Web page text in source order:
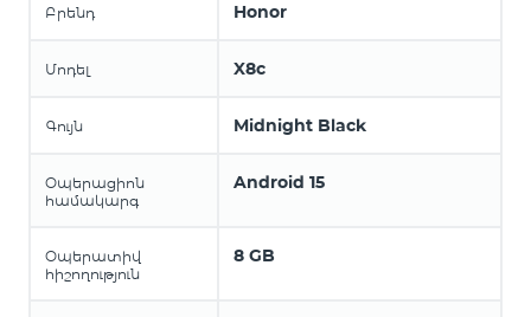
Բրենդ Honor
Մոդել X8c
Գույն Midnight Black
Օպերացիոն
համակարգ
Android 15
Օպերատիվ
հիշողություն
8 GB